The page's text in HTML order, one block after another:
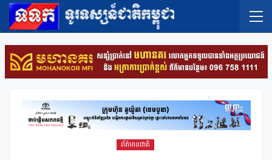
ព័ត៌មានជាតិ